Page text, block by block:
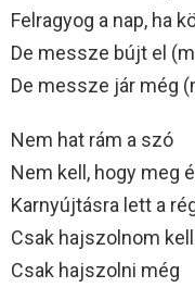
Felragyog a nap, ha
De messze bújt el
De messze jár még
Nem hat rám a szó
Nem kell, hogy meg
Karnyújtásra lett a
Csak hajszolnom
Csak hajszolni még